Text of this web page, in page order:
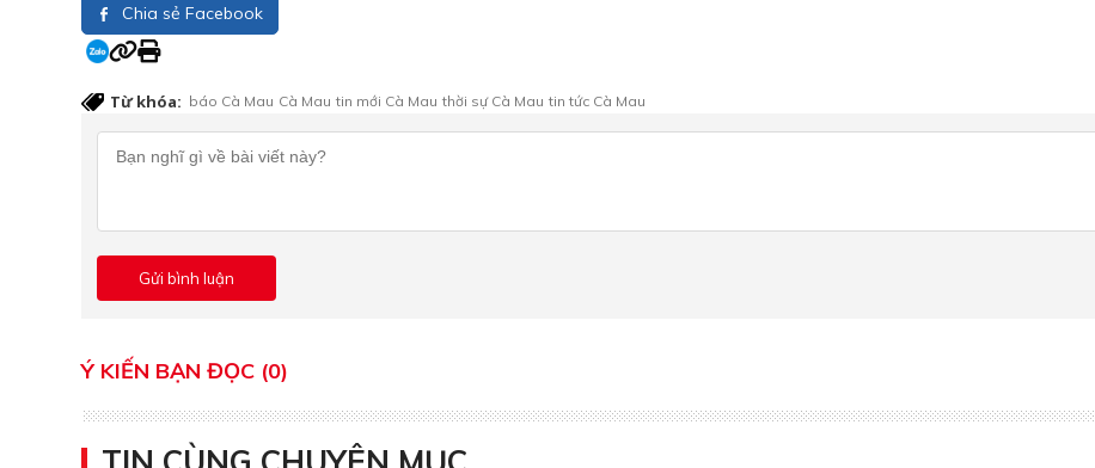
Chia sẻ Facebook
Từ khóa: báo Cà Mau Cà Mau tin mới Cà Mau thời sự Cà Mau tin tức Cà Mau
Ý KIẾN BẠN ĐỌC (0)